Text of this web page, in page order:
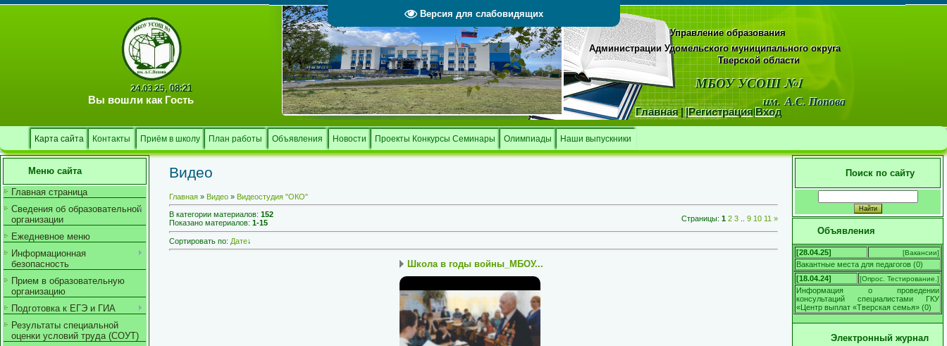
Версия для слабовидящих
24.03.25, 08:21
Вы вошли как Гость
Главная||Регистрация|Вход
Управление образования
Администрации Удомельского муниципального округа
Тверской области
МБОУ УСОШ №1
им.А.С. Попова
Карта сайта Контакты Приём в школу План работы Объявления Новости Проекты Конкурсы Семинары Олимпиады Наши выпускники
Меню сайта
Главная страница
Сведения об образовательной
организации
Ежедневное меню
Информационная
безопасность
Прием в образовательную
организацию
Подготовка к ЕГЭ и ГИА
Результаты специальной
оценки условий труда (СОУТ)
Видео
Главная » Видео » Видеостудия "ОКО"
В категории материалов: 152
Показано материалов: 1-15 Страницы: 1 2 3 9 10 11 »
Сортировать по: Дате↓
Школа в годы войны_МБОУ...
Поиск по сайту
Объявления
[28.04.25] [Вакансии]
Вакантные места для педагогов (0)
[18.04.24]
[Опрос. Тестирование. ]
Информация о проведении
консультаций специалистами ГКУ
«Центр выплат «Тверская семья» (0)
Электронный журнал